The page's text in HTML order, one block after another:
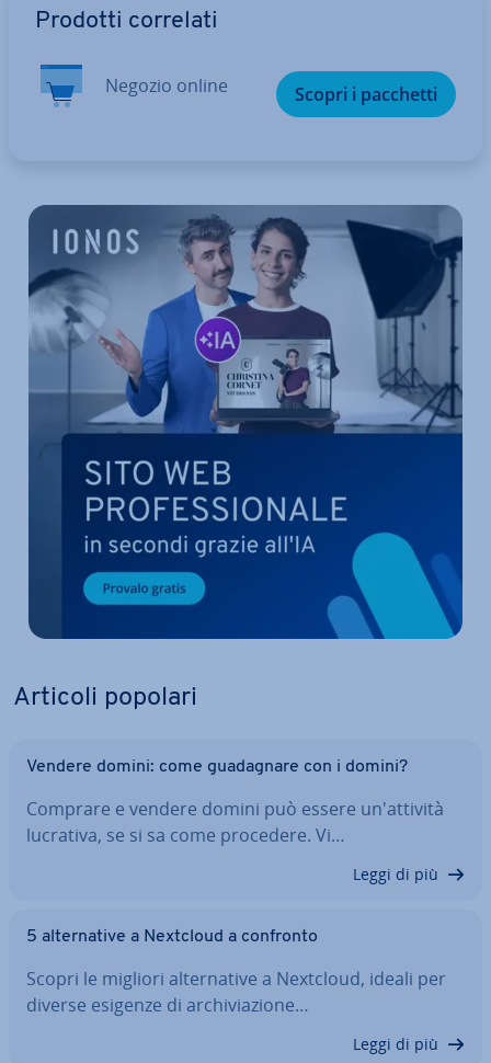
Prodotti correlati
Negozio online Scopri i pacchetti
Articoli popolari
Vendere domini: come gua­da­gna­re con i domini?
Comprare e vendere domini può essere un'at­ti­vi­tà
lucrativa, se si sa come procedere. Vi…
Leggi di più
5 al­ter­na­ti­ve a Nextcloud a confronto
Scopri le migliori al­ter­na­ti­ve a Nextcloud, ideali per
diverse esigenze di ar­chi­via­zio­ne…
Leggi di più